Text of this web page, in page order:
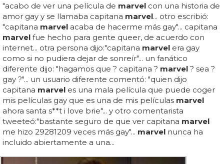
"acabo de ver una película de marvel con una historia de
amor gay y se llamaba capitana marvel... otro escribió:
"capitana marvel acaba de hacerme más gay"... capitana
marvel fue hecho para gente queer, de acuerdo con
internet... otra persona dijo:"capitana marvel era gay
como si no pudiera dejar de sonreír"... un fanático
diferente dijo: "hagamos que ? capitana ? marvel ? sea ?
gay ?"... un usuario diferente comentó: "quien dijo
capitana marvel es una mala película que puede coger
mis películas gay que es una de mis películas marvel
ahora santa s**t i love brie"... y otro comentarista
tweeteó:"bastante seguro de que ver capitana marvel
me hizo 29281209 veces más gay"... marvel nunca ha
incluido abiertamente a una...